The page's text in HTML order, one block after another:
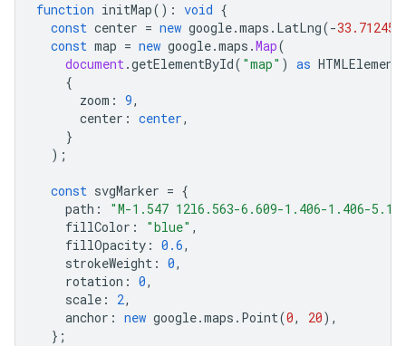
function initMap() : void {
const center = new google.maps . LatLng(-33.712451
const map = new google.maps .Map(
document.getElementById( "map" ) as HTMLElement
{
zoom : 9,
center : center,
}
);
const svgMarker = {
path :
"M-1.547 12l6.563-6.609-1.406-1.406-
fillColor : "blue" ,
fillOpacity : 0.6,
strokeWeight : 0,
rotation : 0,
scale : 2,
anchor : new google.maps . Point(0, 20),
};